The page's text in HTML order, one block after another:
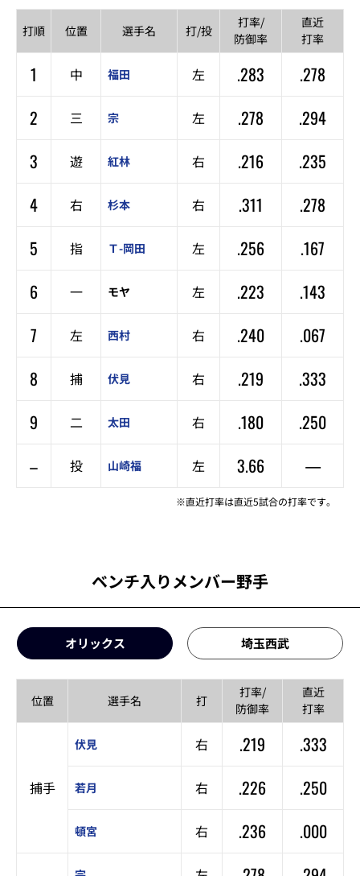
打順 位置 選手名 打/投
打率/
防御率
直近
打率
1 中 福田 左 .283
.278
2
三 宗 左 .278
.294
3
遊 紅林 右 .216
.235
4
右 杉本 右 .311
.278
5
指 Ｔ-岡田 左 .256
.167
6
一 モヤ 左 .223
.143
7
左 西村 右 .240
.067
8
捕 伏見 右 .219
.333
9
二 太田 右 .180
.250
–
投 山崎福 左 3.66 —
※直近打率は直近5試合の打率です。
ベンチ入りメンバー野手
オリックス 埼玉西武
位置 選手名 打
打率/
防御率
直近
打率
捕手
伏見 右 .219 .333
若月 右 .226 .250
頓宮 右 .236 .000